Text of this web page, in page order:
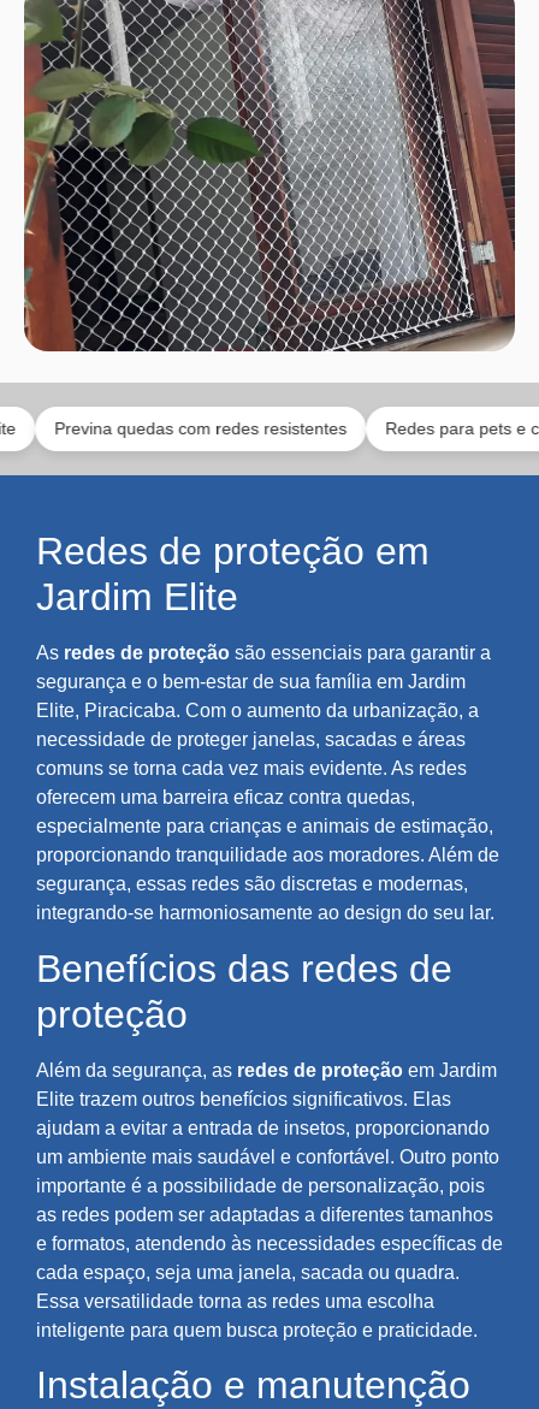
quedas com redes resistentes Redes para pets e crianças
Redes de proteção em
Jardim Elite
As redes de proteção são essenciais para garantir a
segurança e o bem-estar de sua família em Jardim
Elite, Piracicaba. Com o aumento da urbanização, a
necessidade de proteger janelas, sacadas e áreas
comuns se torna cada vez mais evidente. As redes
oferecem uma barreira eficaz contra quedas,
especialmente para crianças e animais de estimação,
proporcionando tranquilidade aos moradores. Além de
segurança, essas redes são discretas e modernas,
integrando-se harmoniosamente ao design do seu lar.
Benefícios das redes de
proteção
Além da segurança, as redes de proteção em Jardim
Elite trazem outros benefícios significativos. Elas
ajudam a evitar a entrada de insetos, proporcionando
um ambiente mais saudável e confortável. Outro ponto
importante é a possibilidade de personalização, pois
as redes podem ser adaptadas a diferentes tamanhos
e formatos, atendendo às necessidades específicas de
cada espaço, seja uma janela, sacada ou quadra.
Essa versatilidade torna as redes uma escolha
inteligente para quem busca proteção e praticidade.
Instalação e manutenção